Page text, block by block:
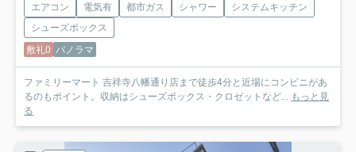
エアコン 電気有 都市ガス シャワー
システムキッチン
シューズボックス
敷礼0 パノラマ
ファミリーマート 吉祥寺八幡通り店まで徒歩4分と近場にコンビニがあ
るのもポイント。収納はシューズボックス・クロゼットなど... もっと見
る